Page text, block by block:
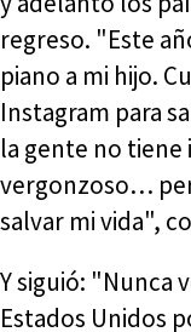
regreso. "Este
piano a mi hijo.
Instagram para
la gente no tiene
vergonzoso…
salvar mi vida",
Y siguió: "Nunca
Estados Unidos